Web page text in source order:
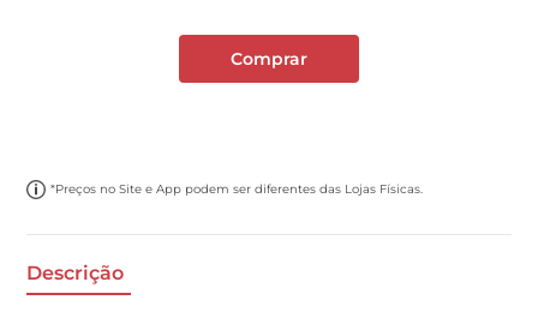
Comprar
*Preços no Site e App podem ser diferentes das Lojas Físicas.
Descrição